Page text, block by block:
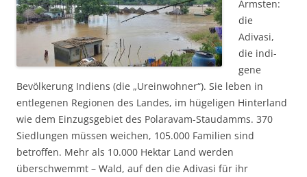
Ärmsten:
die
Adivasi,
die indi­
gene
Bevölkerung Indiens (die „Ureinwohner“). Sie leben in
entlegenen Regionen des Landes, im hüge­li­gen Hinterland
wie dem Einzugsgebiet des Pola­ra­vam-Staudamms. 370
Siedlungen müssen weichen, 105.000 Familien sind
betroffen. Mehr als 10.000 Hektar Land werden
überschwemmt – Wald, auf den die Adivasi für ihr